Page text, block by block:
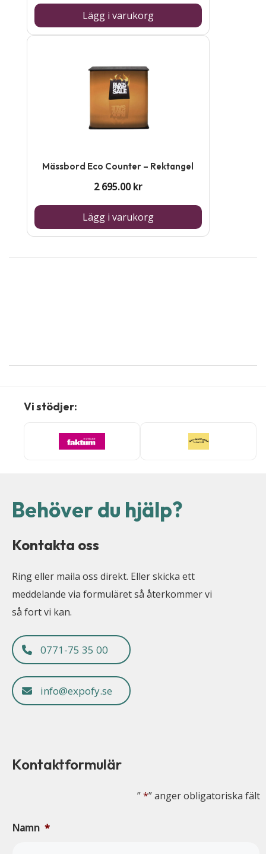
Lägg i varukorg
Mässbord Eco Counter – Rektangel
2 695.00kr
Lägg i varukorg
Vi stödjer:
Behöver du hjälp?
Kontakta oss
Ring eller maila oss direkt. Eller skicka ett
meddelande via formuläret så återkommer vi
så fort vi kan.
0771-75 35 00
info@expofy.se
Kontaktformulär
”*” anger obligatoriska fält
Namn *